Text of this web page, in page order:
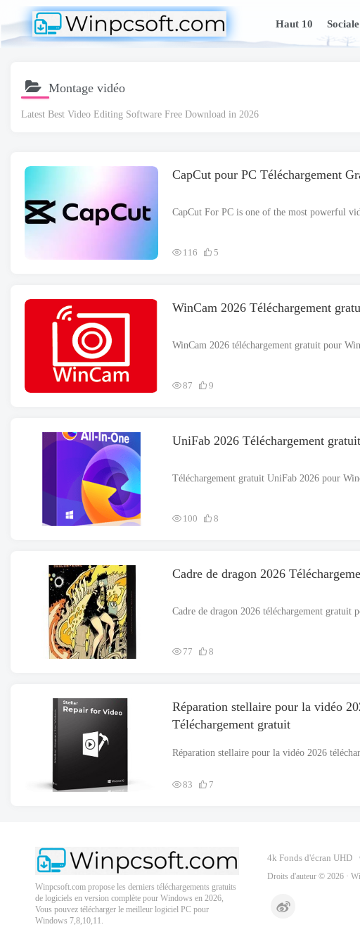
Haut 10 Sociale
Montage vidéo
Latest Best Video Editing Software Free Download in 2026
CapCut pour PC Téléchargement
116 5
WinCam 2026 Téléchargement
87 9
UniFab 2026 Téléchargement gratuit
100 8
Cadre de dragon 2026
77 8
Réparation stellaire pour la vidéo
Téléchargement gratuit
83 7
Winpcsoft.com propose les derniers téléchargements gratuits
de logiciels en version complète pour Windows en 2026,
Vous pouvez télécharger le meilleur logiciel PC pour
Windows 7,8,10,11.
4k Fonds d'écran UHD
Droits d'auteur © 2026 ·